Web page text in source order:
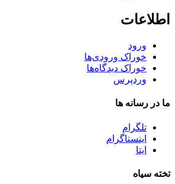
اطلاعات
ورود
خوراک ورودی‌ها
خوراک دیدگاه‌ها
وردپرس
ما در رسانه ها
تلگرام
اینستاگرام
ایتا
تخته سیاه